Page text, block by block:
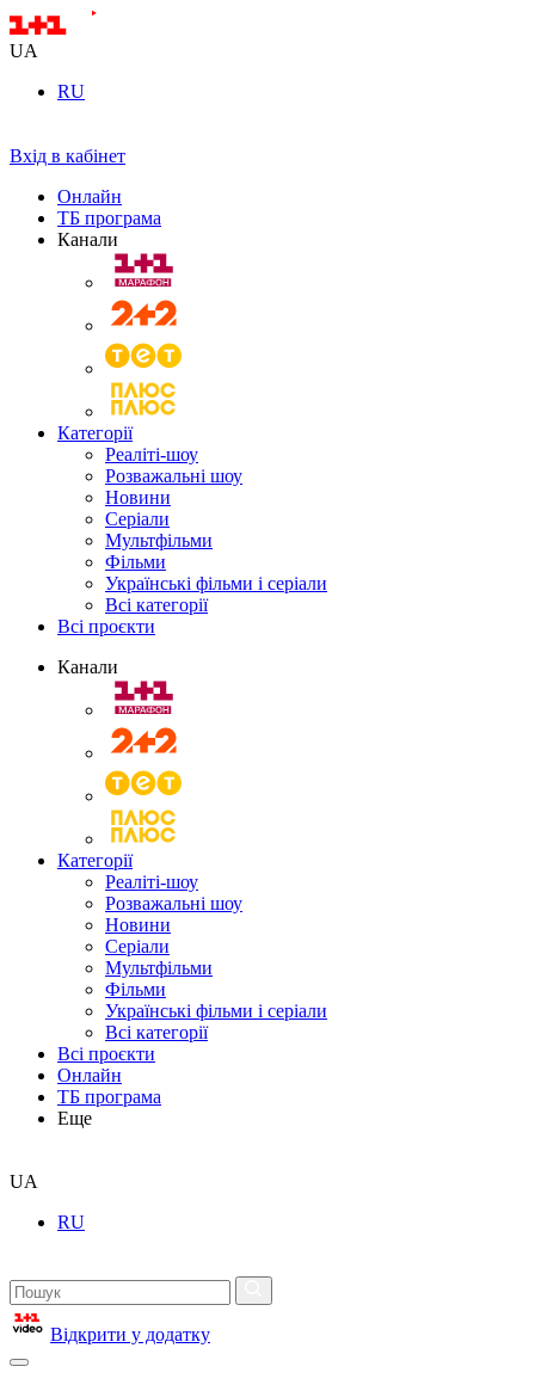
UA
RU
Вхід в кабінет
Онлайн
ТБ програма
Канали
Категорії
Реаліті-шоу
Розважальні шоу
Новини
Серіали
Мультфільми
Фільми
Українські фільми і серіали
Всі категорії
Всі проєкти
Канали
Категорії
Реаліті-шоу
Розважальні шоу
Новини
Серіали
Мультфільми
Фільми
Українські фільми і серіали
Всі категорії
Всі проєкти
Онлайн
ТБ програма
Еще
UA
RU
Відкрити у додатку